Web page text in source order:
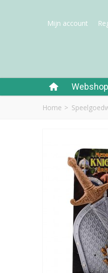
Mijn account
Webshop
Home >